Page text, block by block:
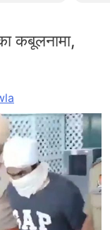
कबूलनामा,